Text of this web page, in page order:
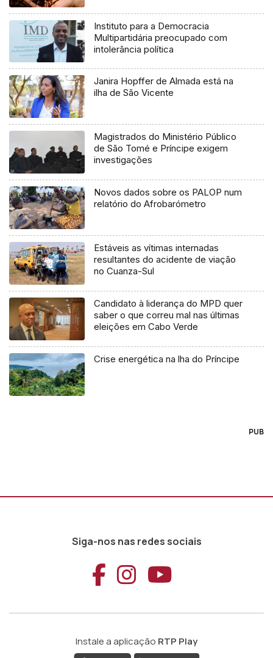
Instituto para a Democracia
Multipartidária preocupado com
intolerância política
Janira Hopffer de Almada está na
ilha de São Vicente
Magistrados do Ministério Público
de São Tomé e Príncipe exigem
investigações
Novos dados sobre os PALOP num
relatório do Afrobarómetro
Estáveis as vítimas internadas
resultantes do acidente de viação
no Cuanza-Sul
Candidato à liderança do MPD quer
saber o que correu mal nas últimas
eleições em Cabo Verde
Crise energética na lha do Príncipe
PUB
Siga-nos nas redes sociais
Aceder ao
Aceder ao
Aceder
Instale a aplicação RTP Play